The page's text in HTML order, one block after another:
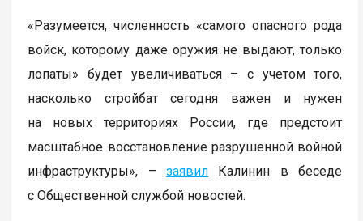
«Разумеется, численность «самого опасного рода
войск, которому даже оружия не выдают, только
лопаты» будет увеличиваться – с учетом того,
насколько стройбат сегодня важен и нужен
на новых территориях России, где предстоит
масштабное восстановление разрушенной войной
инфраструктуры», –заявил Калинин в беседе
с Общественной службой новостей.